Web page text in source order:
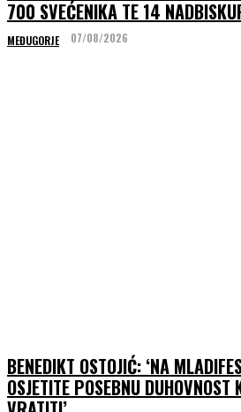
700 SVEĆENIKA TE 14
MEĐUGORJE 07/08/2026
BENEDIKT OSTOJIĆ: ‘NA
OSJETITE POSEBNU DUHOVNOST